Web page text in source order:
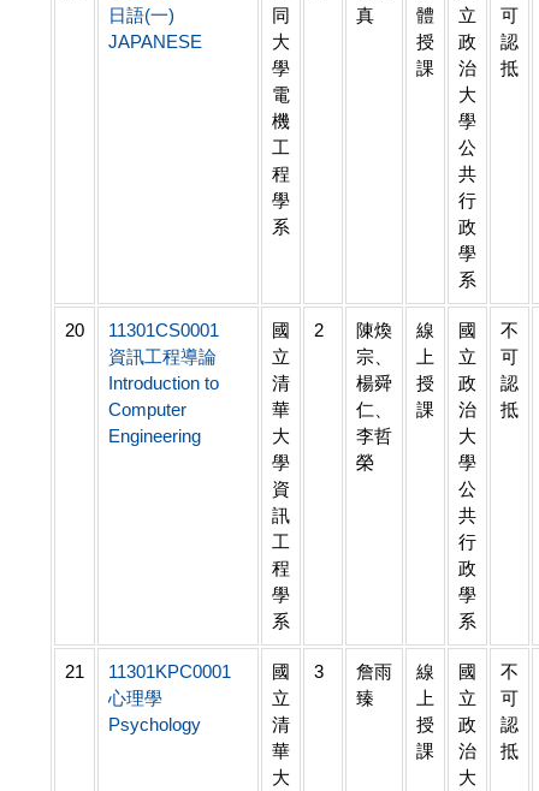
日語(一)
JAPANESE
同
大
學
電
機
工
程
學
系
真
體
授
課
立
政
治
大
學
公
共
行
政
學
系
可
認
抵
20
11301CS0001
資訊工程導論
Introduction to
Computer
Engineering
國
立
清
華
大
學
資
訊
工
程
學
系
2
陳煥
宗、
楊舜
仁、
李哲
榮
線
上
授
課
國
立
政
治
大
學
公
共
行
政
學
系
不
可
認
抵
21
11301KPC0001
心理學
Psychology
國
立
清
華
大
3
詹雨
臻
線
上
授
課
國
立
政
治
大
不
可
認
抵